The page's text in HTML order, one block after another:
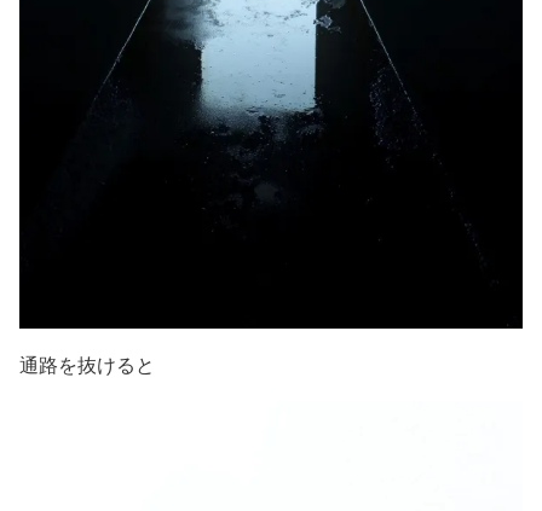
通路を抜けると